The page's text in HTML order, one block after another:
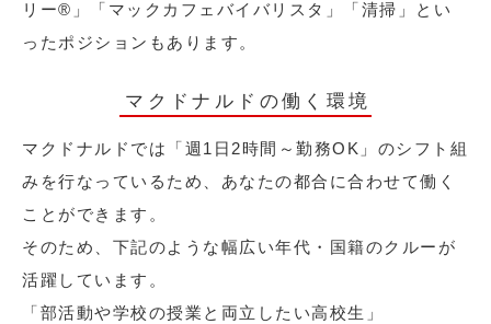
リー®︎」「マックカフェバイバリスタ」「清掃」とい
ったポジションもあります。
マクドナルドの働く環境
マクドナルドでは「週1日2時間～勤務OK」のシフト組
みを行なっているため、あなたの都合に合わせて働く
ことができます。
そのため、下記のような幅広い年代・国籍のクルーが
活躍しています。
「部活動や学校の授業と両立したい高校生」